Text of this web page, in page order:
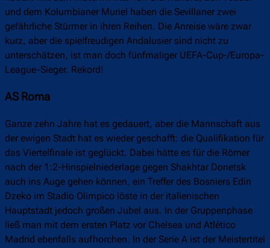
und dem Kolumbianer Muriel haben die Sevillaner zwei
gefährliche Stürmer in ihren Reihen. Die Anreise wäre zwar
kurz, aber die spielfreudigen Andalusier sind nicht zu
unterschätzen, ist man doch fünfmaliger UEFA-Cup-/Europa-
League-Sieger. Rekord!
AS Roma
Ganze zehn Jahre hat es gedauert, aber die Mannschaft aus
der ewigen Stadt hat es wieder geschafft: die Qualifikation für
das Viertelfinale ist geglückt. Dabei hätte es für die Römer
nach der 1:2-Hinspielniederlage gegen Shakhtar Donetsk
auch ins Auge gehen können, ein Treffer des Bosniers Edin
Dzeko im Stadio Olimpico löste in der italienischen
Hauptstadt jedoch großen Jubel aus. In der Gruppenphase
ließ man mit dem ersten Platz vor Chelsea und Atlético
Madrid ebenfalls aufhorchen. In der Serie A ist der Meistertitel